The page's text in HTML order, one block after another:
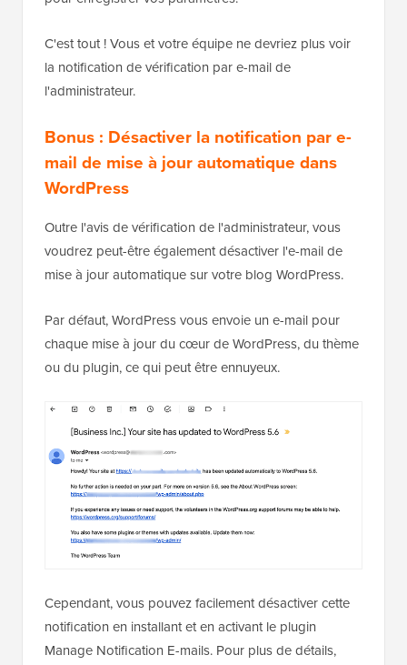
cliquer sur le bouton « Enregistrer les modifications »
pour enregistrer vos paramètres.
la notification de vérification par e-mail de
l'administrateur.
mail de mise à jour automatique dans
WordPress
voudrez peut-être également désactiver l'e-mail de
mise à jour automatique sur votre blog WordPress.
chaque mise à jour du cœur de WordPress, du thème
ou du plugin, ce qui peut être ennuyeux.